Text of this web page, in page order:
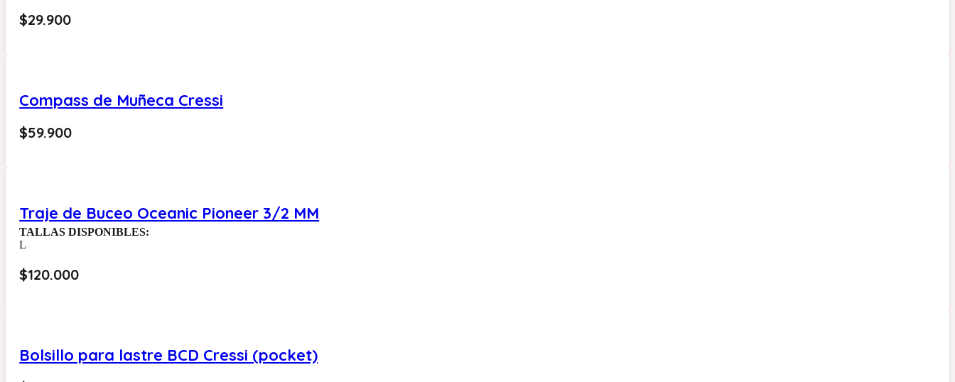
$29.900
Compass de Muñeca Cressi
$59.900
Traje de Buceo Oceanic Pioneer 3/2 MM
TALLAS DISPONIBLES:
L
$120.000
Bolsillo para lastre BCD Cressi (pocket)